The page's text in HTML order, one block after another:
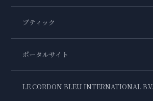
ブティック
ポータルサイト
LE CORDON BLEU INTERNATIONAL B.V.